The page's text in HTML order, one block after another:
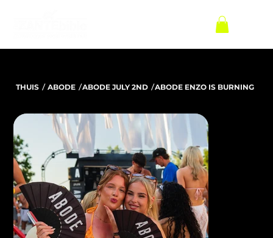
THUIS / ABODE /ABODE JULY 2ND /ABODE ENZO IS BURNING